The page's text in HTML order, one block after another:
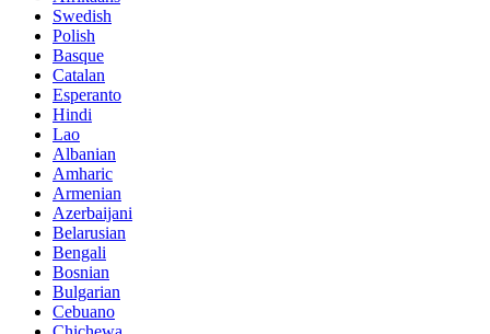
Swedish
Polish
Basque
Catalan
Esperanto
Hindi
Lao
Albanian
Amharic
Armenian
Azerbaijani
Belarusian
Bengali
Bosnian
Bulgarian
Cebuano